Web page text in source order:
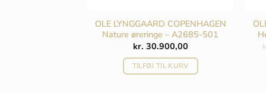
OLE LYNGGAARD COPENHAGEN
Nature øreringe – A2685-501
kr. 30.900,00
TILFØJ TIL KURV